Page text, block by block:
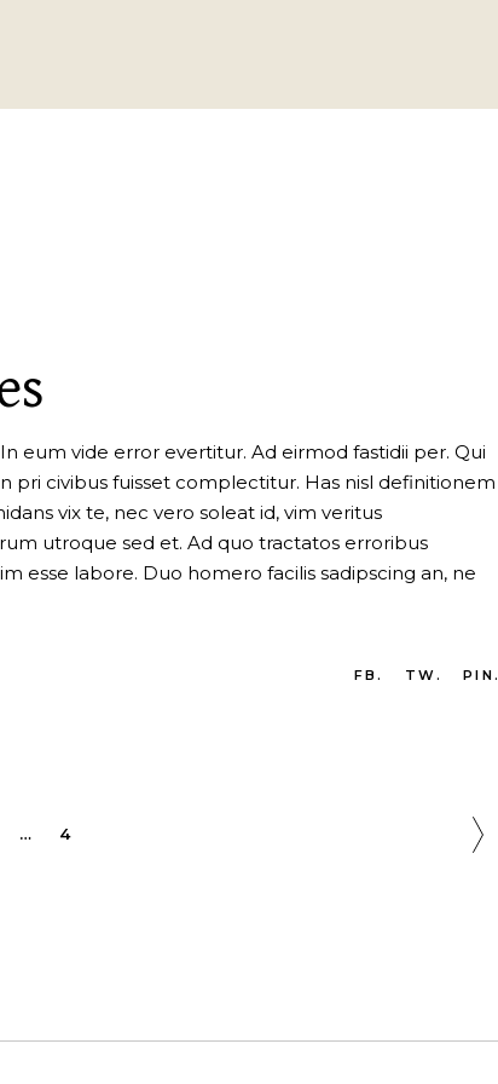
eum vide error evertitur. Ad eirmod fastidii per. Qui
pri civibus fuisset complectitur. Has nisl definitionem
vix te, nec vero soleat id, vim veritus
utroque sed et. Ad quo tractatos erroribus
esse labore. Duo homero facilis sadipscing an, ne
FB. TW. PIN.
… 4